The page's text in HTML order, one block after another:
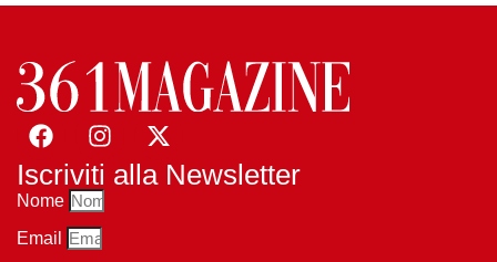
Iscriviti alla Newsletter
Nome
Email